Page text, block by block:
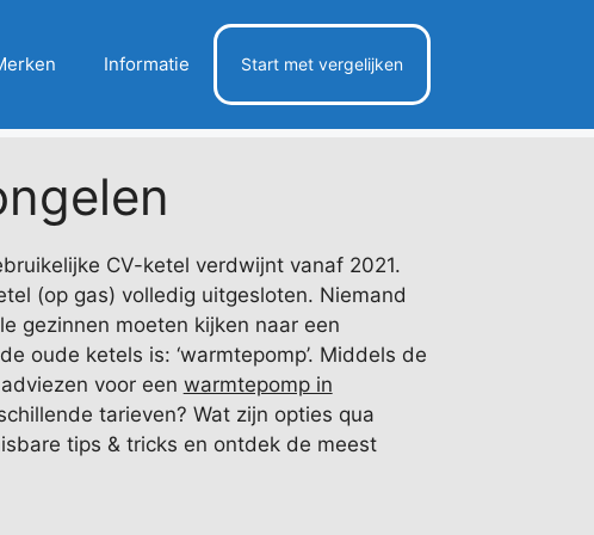
Informatie Start met vergelijken
CV-ketel verdwijnt vanaf 2021.
(op gas) volledig uitgesloten. Niemand
gezinnen moeten kijken naar een
oude ketels is: ‘warmtepomp’. Middels de
voor een warmtepomp in
tarieven? Wat zijn opties qua
tips & tricks en ontdek de meest